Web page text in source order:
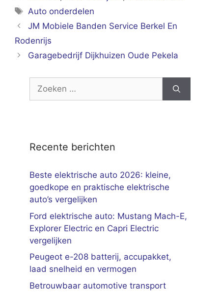
Tags
Auto onderdelen
JM Mobiele Banden Service Berkel En
Rodenrijs
Garagebedrijf Dijkhuizen Oude Pekela
Zoek
Recente berichten
Beste elektrische auto 2026: kleine,
goedkope en praktische elektrische
auto’s vergelijken
Ford elektrische auto: Mustang Mach-E,
Explorer Electric en Capri Electric
vergelijken
Peugeot e-208 batterij, accupakket,
laad snelheid en vermogen
Betrouwbaar automotive transport